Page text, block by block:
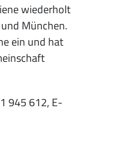
wiederholt
München.
ein und hat
945 612, E-